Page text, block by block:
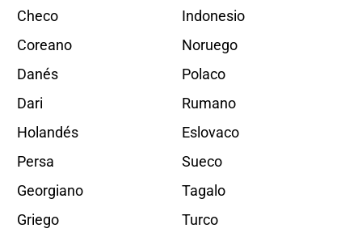
Checo
Coreano
Danés
Dari
Holandés
Persa
Georgiano
Griego
Indonesio
Noruego
Polaco
Rumano
Eslovaco
Sueco
Tagalo
Turco